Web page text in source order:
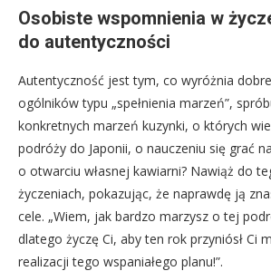
Osobiste wspomnienia w
do autentyczności
Autentyczność jest tym, co wyróżnia
ogólników typu „spełnienia marzeń”,
konkretnych marzeń kuzynki, o których
podróży do Japonii, o nauczeniu się grać
o otwarciu własnej kawiarni? Nawiąż do
życzeniach, pokazując, że naprawdę ją
cele. „Wiem, jak bardzo marzysz o tej
dlatego życzę Ci, aby ten rok przyniósł Ci
realizacji tego wspaniałego planu!”.